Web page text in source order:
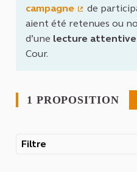
campagne
(Lien
de
aient été retenues ou
d’une lecture attentive
Cour.
1 PROPOSITION
Filtre